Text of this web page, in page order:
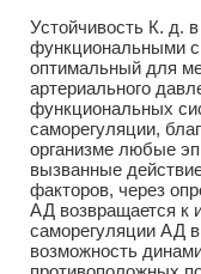
Устойчивость К. д.
функциональными
оптимальный для
артериального
функциональных
саморегуляции,
организме любые
вызванные
факторов, через
АД возвращается к
саморегуляции АД
возможность